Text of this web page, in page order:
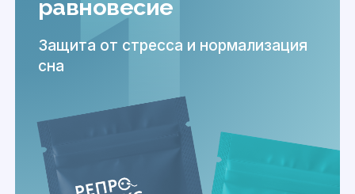
равновесие
Защита от стресса и нормализация
сна